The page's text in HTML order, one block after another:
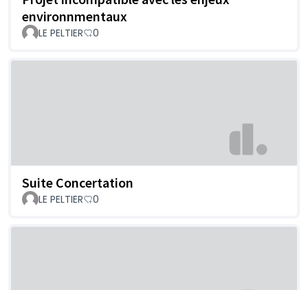
environnmentaux
LE PELTIER 0
Suite Concertation
LE PELTIER 0